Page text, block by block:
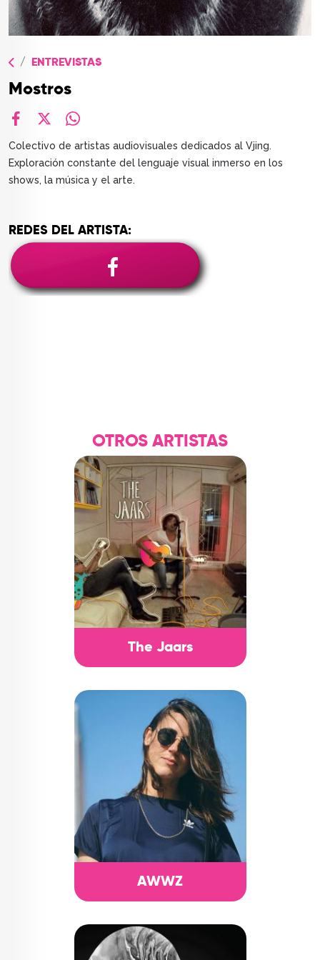
TOP
QUIÉNES SOMOS
CONTACTO
ENTREVISTAS
Mostros
Colectivo de artistas audiovisuales dedicados al Vjing.
Exploración constante del lenguaje visual inmerso en los
shows, la música y el arte.
REDES DEL ARTISTA:
OTROS ARTISTAS
The Jaars
AWWZ